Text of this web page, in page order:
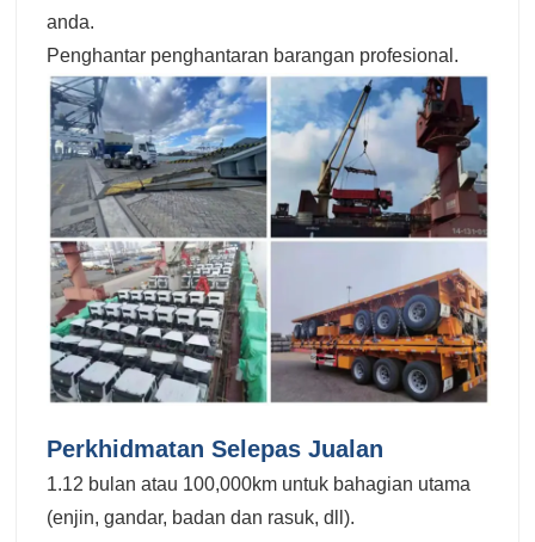
anda.
Penghantar penghantaran barangan profesional.
Perkhidmatan Selepas Jualan
1.12 bulan atau 100,000km untuk bahagian utama
(enjin, gandar, badan dan rasuk, dll).